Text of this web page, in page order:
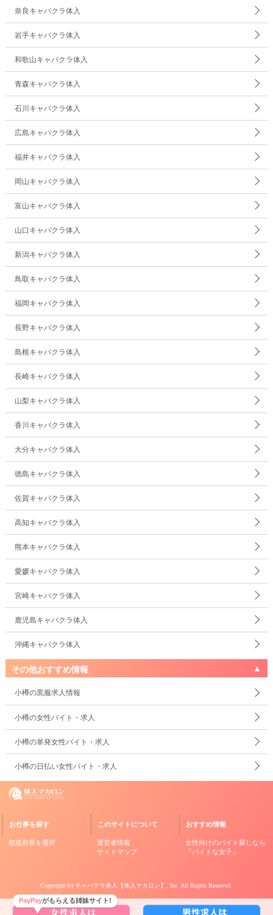
奈良キャバクラ体入
岩手キャバクラ体入
和歌山キャバクラ体入
青森キャバクラ体入
石川キャバクラ体入
広島キャバクラ体入
福井キャバクラ体入
岡山キャバクラ体入
富山キャバクラ体入
山口キャバクラ体入
新潟キャバクラ体入
鳥取キャバクラ体入
福岡キャバクラ体入
長野キャバクラ体入
島根キャバクラ体入
長崎キャバクラ体入
山梨キャバクラ体入
香川キャバクラ体入
大分キャバクラ体入
徳島キャバクラ体入
佐賀キャバクラ体入
高知キャバクラ体入
熊本キャバクラ体入
愛媛キャバクラ体入
宮崎キャバクラ体入
鹿児島キャバクラ体入
沖縄キャバクラ体入
その他おすすめ情報
小樽の黒服求人情報
小樽の女性バイト・求人
小樽の単発女性バイト・求人
小樽の日払い女性バイト・求人
PayPayがもらえる姉妹サイト!
お仕事を探す
都道府県を選択
このサイトについて
運営者情報
サイトマップ
おすすめ情報
女性向けのバイト探しなら
『バイトな女子』
Copyright (c) キャバクラ体入【体入マカロン】 , Inc. All Rights Reserved.